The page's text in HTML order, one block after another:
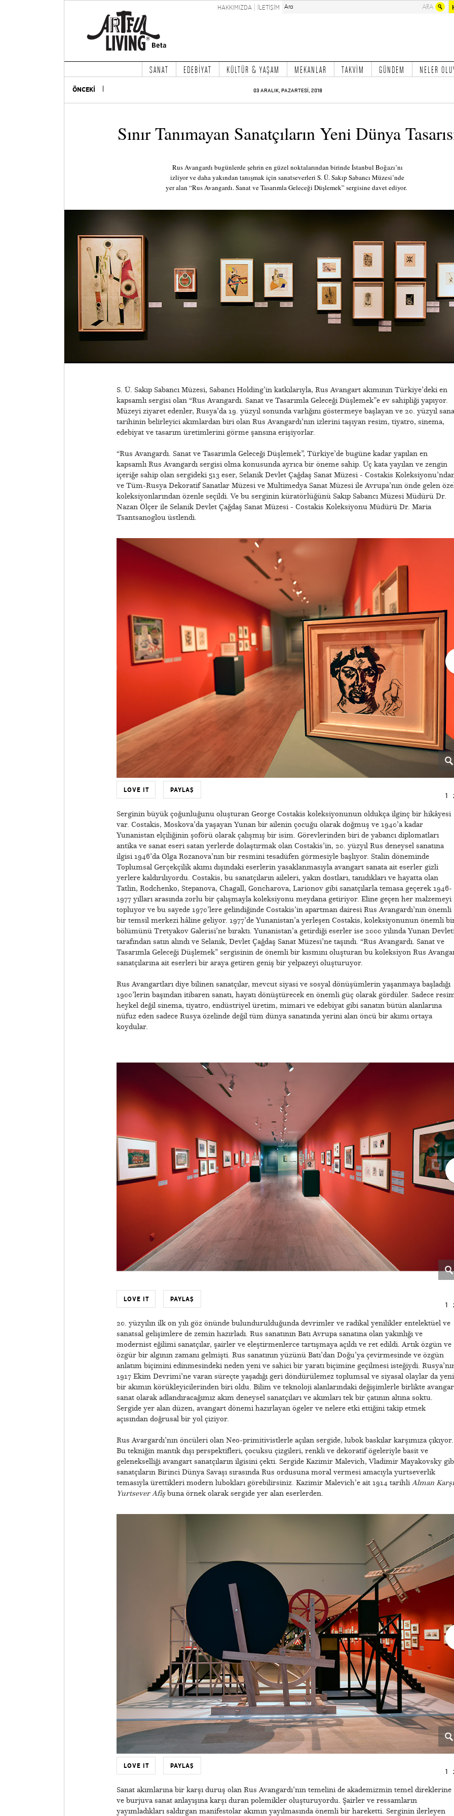
HAKKIMIZDA İLETİŞİM
SANAT EDEBİYAT KÜLTÜR & YAŞAM MEKANLAR TAKVİM GÜNDEM NELER
ÖNCEKİ 03 ARALIK, PAZARTESİ, 2018
Sınır Tanımayan Sanatçıların Yeni Dünya
Rus Avangardı bugünlerde şehrin en güzel noktalarından birinde İstanbul Boğazı’nı
izliyor ve daha yakından tanışmak için sanatseverleri S. Ü. Sakıp Sabancı Müzesi’nde
yer alan “Rus Avangardı. Sanat ve Tasarımla Geleceği Düşlemek” sergisine davet ediyor.
S. Ü. Sakıp Sabancı Müzesi, Sabancı Holding’in katkılarıyla, Rus Avangart akımının Türkiye’deki en
kapsamlı sergisi olan “Rus Avangardı. Sanat ve Tasarımla Geleceği Düşlemek”e ev sahipliği yapıyor.
Müzeyi ziyaret edenler, Rusya’da 19. yüzyıl sonunda varlığını göstermeye başlayan ve 20. yüzyıl
tarihinin belirleyici akımlardan biri olan Rus Avangardı’nın izlerini taşıyan resim, tiyatro, sinema,
edebiyat ve tasarım üretimlerini görme şansına erişiyorlar.
“Rus Avangardı. Sanat ve Tasarımla Geleceği Düşlemek”, Türkiye’de bugüne kadar yapılan en
kapsamlı Rus Avangardı sergisi olma konusunda ayrıca bir öneme sahip. Üç kata yayılan ve zengin
içeriğe sahip olan sergideki 513 eser, Selanik Devlet Çağdaş Sanat Müzesi - Costakis
ve Tüm-Rusya Dekoratif Sanatlar Müzesi ve Multimedya Sanat Müzesi ile Avrupa’nın önde gelen
koleksiyonlarından özenle seçildi. Ve bu serginin küratörlüğünü Sakıp Sabancı Müzesi Müdürü Dr.
Nazan Ölçer ile Selanik Devlet Çağdaş Sanat Müzesi - Costakis Koleksiyonu Müdürü Dr. Maria
Tsantsanoglou üstlendi.
1
LOVE IT PAYLAŞ
Serginin büyük çoğunluğunu oluşturan George Costakis koleksiyonunun oldukça ilginç bir hikâyesi
var. Costakis, Moskova’da yaşayan Yunan bir ailenin çocuğu olarak doğmuş ve 1940’a kadar
Yunanistan elçiliğinin şoförü olarak çalışmış bir isim. Görevlerinden biri de yabancı diplomatları
antika ve sanat eseri satan yerlerde dolaştırmak olan Costakis’in, 20. yüzyıl Rus deneysel sanatına
ilgisi 1946’da Olga Rozanova’nın bir resmini tesadüfen görmesiyle başlıyor. Stalin döneminde
Toplumsal Gerçekçilik akımı dışındaki eserlerin yasaklanmasıyla avangart sanata ait eserler gizli
yerlere kaldırılıyordu. Costakis, bu sanatçıların aileleri, yakın dostları, tanıdıkları ve hayatta olan
Tatlin, Rodchenko, Stepanova, Chagall, Goncharova, Larionov gibi sanatçılarla temasa geçerek 1946-
1977 yılları arasında zorlu bir çalışmayla koleksiyonu meydana getiriyor. Eline geçen her malzemeyi
topluyor ve bu sayede 1970’lere gelindiğinde Costakis’in apartman dairesi Rus Avangardı’nın önemli
bir temsil merkezi hâline geliyor. 1977’de Yunanistan’a yerleşen Costakis, koleksiyonunun önemli
bölümünü Tretyakov Galerisi’ne bıraktı. Yunanistan’a getirdiği eserler ise 2000 yılında Yunan
tarafından satın alındı ve Selanik, Devlet Çağdaş Sanat Müzesi’ne taşındı. “Rus Avangardı. Sanat ve
Tasarımla Geleceği Düşlemek” sergisinin de önemli bir kısmını oluşturan bu koleksiyon Rus
sanatçılarına ait eserleri bir araya getiren geniş bir yelpazeyi oluşturuyor.
Rus Avangartları diye bilinen sanatçılar, mevcut siyasi ve sosyal dönüşümlerin yaşanmaya başladığı
1900’lerin başından itibaren sanatı, hayatı dönüştürecek en önemli güç olarak gördüler. Sadece
heykel değil sinema, tiyatro, endüstriyel üretim, mimari ve edebiyat gibi sanatın bütün alanlarına
nüfuz eden sadece Rusya özelinde değil tüm dünya sanatında yerini alan öncü bir akımı ortaya
koydular.
1
LOVE IT PAYLAŞ
20. yüzyılın ilk on yılı göz önünde bulundurulduğunda devrimler ve radikal yenilikler entelektüel ve
sanatsal gelişimlere de zemin hazırladı. Rus sanatının Batı Avrupa sanatına olan yakınlığı ve
modernist eğilimi sanatçılar, şairler ve eleştirmenlerce tartışmaya açıldı ve ret edildi. Artık özgün ve
özgür bir algının zamanı gelmişti. Rus sanatının yüzünü Batı’dan Doğu’ya çevirmesinde ve özgün
anlatım biçimini edinmesindeki neden yeni ve sahici bir yaratı biçimine geçilmesi isteğiydi.
1917 Ekim Devrimi’ne varan süreçte yaşadığı geri döndürülemez toplumsal ve siyasal olaylar da yeni
bir akımın körükleyicilerinden biri oldu. Bilim ve teknoloji alanlarındaki değişimlerle birlikte
sanat olarak adlandıracağımız akım deneysel sanatçıları ve akımları tek bir çatının altına soktu.
Sergide yer alan düzen, avangart dönemi hazırlayan ögeler ve nelere etki ettiğini takip etmek
açısından doğrusal bir yol çiziyor.
​Rus Avargardı’nın öncüleri olan Neo-primitivistlerle açılan sergide, lubok baskılar karşımıza çıkıyor.
Bu tekniğin mantık dışı perspektifleri, çocuksu çizgileri, renkli ve dekoratif ögeleriyle basit ve
gelenekselliği avangart sanatçıların ilgisini çekti. Sergide Kazimir Malevich, Vladimir Mayakovsky
sanatçıların Birinci Dünya Savaşı sırasında Rus ordusuna moral vermesi amacıyla yurtseverlik
temasıyla ürettikleri modern lubokları görebilirsiniz. Kazimir Malevich’e ait 1914 tarihliAlman
Yurtsever Afişbuna örnek olarak sergide yer alan eserlerden.
1
LOVE IT PAYLAŞ
Sanat akımlarına bir karşı duruş olan Rus Avangardı’nın temelini de akademizmin temel direklerine
ve burjuva sanat anlayışına karşı duran polemikler oluşturuyordu. Şairler ve ressamların
yayımladıkları saldırgan manifestolar akımın yayılmasında önemli bir hareketti. Serginin ilerleyen